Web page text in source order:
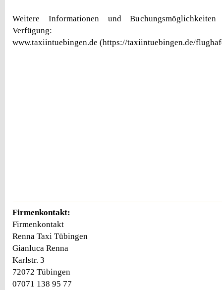
Weitere Informationen und
Verfügung:
www.taxiintuebingen.de (https://taxiintuebingen.de/
Firmenkontakt:
Firmenkontakt
Renna Taxi Tübingen
Gianluca Renna
Karlstr. 3
72072 Tübingen
07071 138 95 77